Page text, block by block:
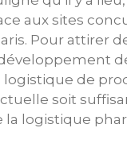
aux sites
Pour attirer
logistique de
soit
la logistique